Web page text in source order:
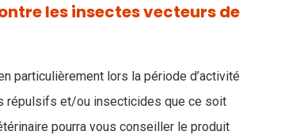
les insectes vecteurs de
particulièrement lors la période d’activité
répulsifs et/ou insecticides que ce soit
pourra vous conseiller le produit